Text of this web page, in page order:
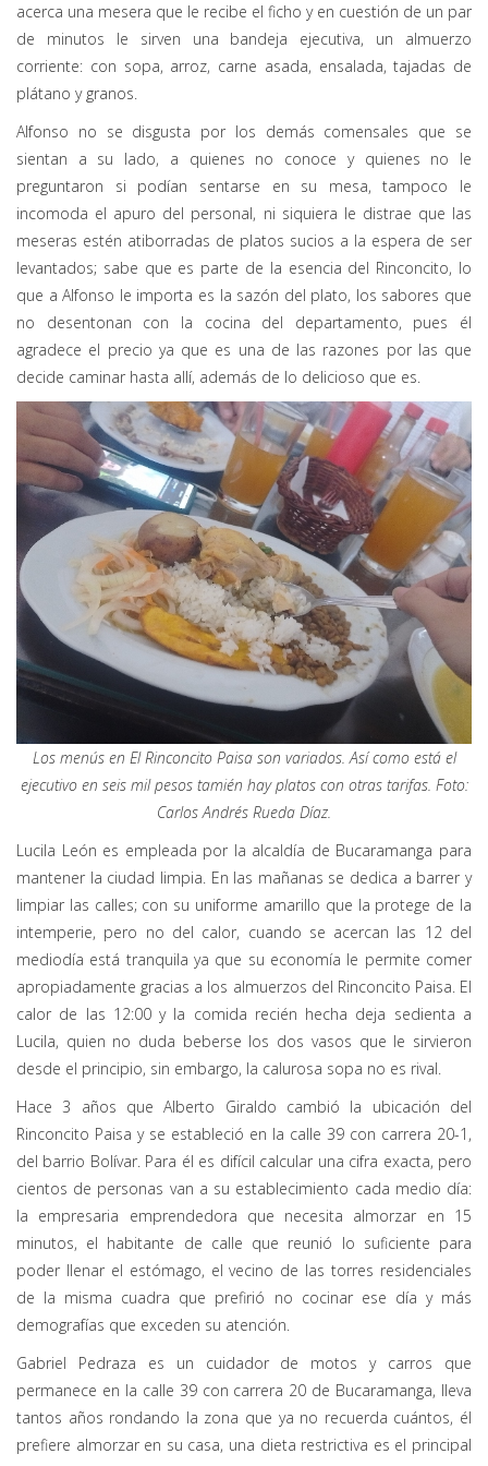
acerca una mesera que le recibe el ficho y en cuestión de un par
de minutos le sirven una bandeja ejecutiva, un almuerzo
corriente: con sopa, arroz, carne asada, ensalada, tajadas de
plátano y granos.
Alfonso no se disgusta por los demás comensales que se
sientan a su lado, a quienes no conoce y quienes no le
preguntaron si podían sentarse en su mesa, tampoco le
incomoda el apuro del personal, ni siquiera le distrae que las
meseras estén atiborradas de platos sucios a la espera de ser
levantados; sabe que es parte de la esencia del Rinconcito, lo
que a Alfonso le importa es la sazón del plato, los sabores que
no desentonan con la cocina del departamento, pues él
agradece el precio ya que es una de las razones por las que
decide caminar hasta allí, además de lo delicioso que es.
Los menús en El Rinconcito Paisa son variados. Así como está el
ejecutivo en seis mil pesos tamién hay platos con otras tarifas. Foto:
Carlos Andrés Rueda Díaz.
Lucila León es empleada por la alcaldía de Bucaramanga para
mantener la ciudad limpia. En las mañanas se dedica a barrer y
limpiar las calles; con su uniforme amarillo que la protege de la
intemperie, pero no del calor, cuando se acercan las 12 del
mediodía está tranquila ya que su economía le permite comer
apropiadamente gracias a los almuerzos del Rinconcito Paisa. El
calor de las 12:00 y la comida recién hecha deja sedienta a
Lucila, quien no duda beberse los dos vasos que le sirvieron
desde el principio, sin embargo, la calurosa sopa no es rival.
Hace 3 años que Alberto Giraldo cambió la ubicación del
Rinconcito Paisa y se estableció en la calle 39 con carrera 20-1,
del barrio Bolívar. Para él es difícil calcular una cifra exacta, pero
cientos de personas van a su establecimiento cada medio día:
la empresaria emprendedora que necesita almorzar en 15
minutos, el habitante de calle que reunió lo suficiente para
poder llenar el estómago, el vecino de las torres residenciales
de la misma cuadra que prefirió no cocinar ese día y más
demografías que exceden su atención.
Gabriel Pedraza es un cuidador de motos y carros que
permanece en la calle 39 con carrera 20 de Bucaramanga, lleva
tantos años rondando la zona que ya no recuerda cuántos, él
prefiere almorzar en su casa, una dieta restrictiva es el principal